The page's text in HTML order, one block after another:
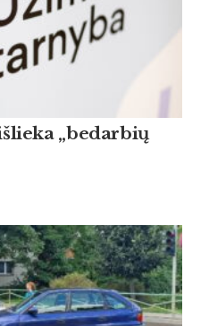
„bedarbių